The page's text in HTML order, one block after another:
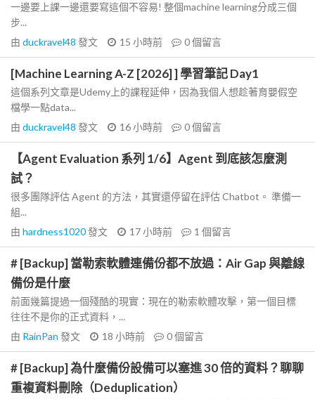
一邊要上課一邊還要寫這個不容易! 整個machine learning分成三個
步...
由 duckravel48 發文 15 小時前 0個留言
[Machine Learning A-Z [2026] ] 學習筆記 Day1
這個系列文章是Udemy上的課程延伸，因為我個人想趁著育嬰假空
檔學一點data...
由 duckravel48 發文 16 小時前 0個留言
【Agent Evaluation 系列 1/6】Agent 到底該怎麼測
試？
很多團隊評估 Agent 的方法，其實還停留在評估 Chatbot。 準備一
組...
由 hardness1020發文 17 小時前 1 個留言
# [Backup] 當勒索軟體連備份都不放過：Air Gap 與離線
備份是什麼
前面幾篇提過一個殘酷的現實：現在的勒索軟體攻擊，第一個目標
往往不是你的正式資料，...
由 RainPan 發文 18 小時前 0個留言
# [Backup] 為什麼備份設備可以塞進 30 倍的資料？聊聊
重複資料刪除（Deduplication）